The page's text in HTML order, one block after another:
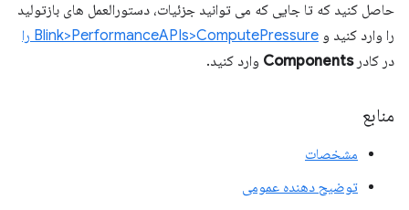
حاصل کنید که تا جایی که می توانید جزئیات، دستورالعمل های بازتولید
را وارد کنید و Blink>PerformanceAPIs>ComputePressure را
در کادرComponents وارد کنید.
منابع
مشخصات
توضیح دهنده عمومی